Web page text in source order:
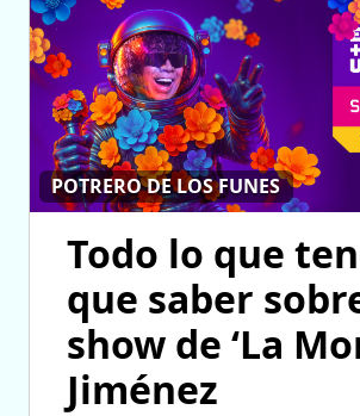
POTRERO DE LOS FUNES
Todo lo que
que saber
show de ‘La
Jiménez